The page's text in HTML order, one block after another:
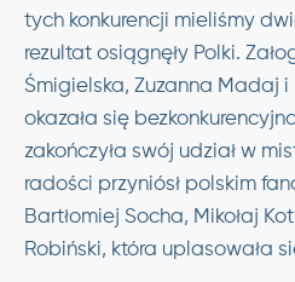
tych konkurencji mieliśmy
rezultat osiągnęły Polki.
Śmigielska, Zuzanna Madaj
okazała się
zakończyła swój udział w
radości przyniósł polskim
Bartłomiej Socha, Mikołaj
Robiński, która uplasowała